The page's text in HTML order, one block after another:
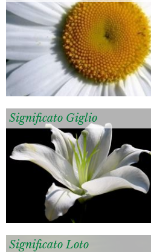
Significato Giglio
Significato Loto